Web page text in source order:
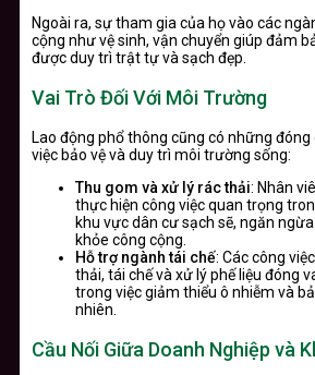
Ngoài ra, sự tham gia của họ vào các
cộng như vệ sinh, vận chuyển giúp đảm
được duy trì trật tự và sạch đẹp.
Vai Trò Đối Với Môi Trường
Lao động phổ thông cũng có những
việc bảo vệ và duy trì môi trường sống:
Thu gom và xử lý rác thải: Nhân
thực hiện công việc quan trọng
khu vực dân cư sạch sẽ, ngăn
khỏe công cộng.
Hỗ trợ ngành tái chế: Các công
thải, tái chế và xử lý phế liệu đóng
trong việc giảm thiểu ô nhiễm và
nhiên.
Cầu Nối Giữa Doanh Nghiệp và